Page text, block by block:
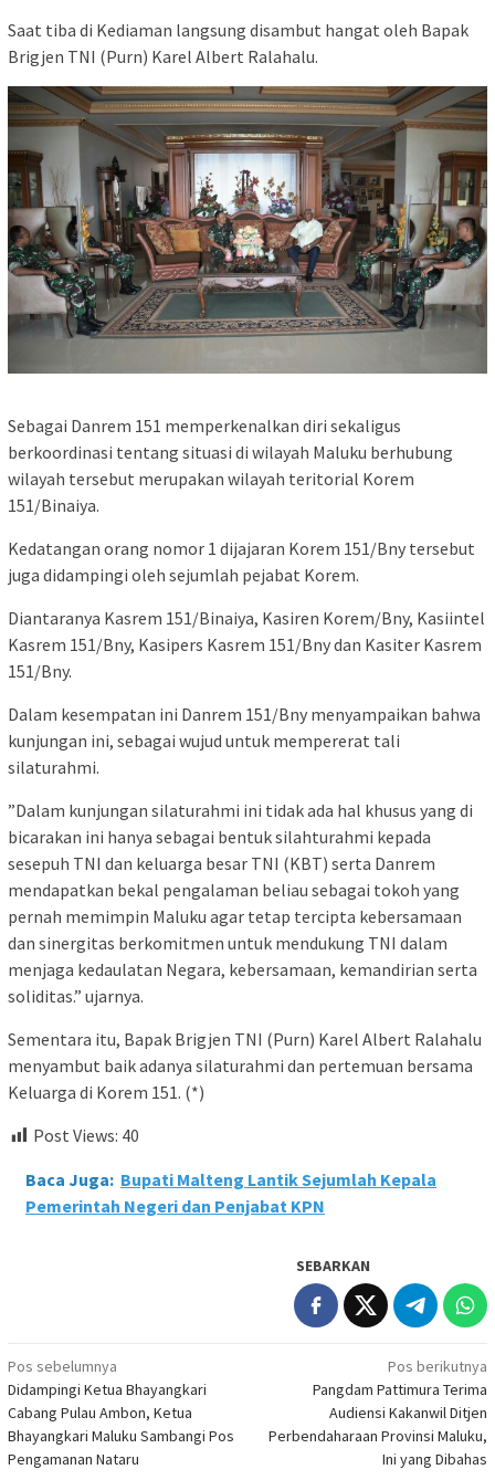
Saat tiba di Kediaman langsung disambut hangat oleh Bapak
Brigjen TNI (Purn) Karel Albert Ralahalu.
Sebagai Danrem 151 memperkenalkan diri sekaligus
berkoordinasi tentang situasi di wilayah Maluku berhubung
wilayah tersebut merupakan wilayah teritorial Korem
151/Binaiya.
Kedatangan orang nomor 1 dijajaran Korem 151/Bny tersebut
juga didampingi oleh sejumlah pejabat Korem.
Diantaranya Kasrem 151/Binaiya, Kasiren Korem/Bny, Kasiintel
Kasrem 151/Bny, Kasipers Kasrem 151/Bny dan Kasiter Kasrem
151/Bny.
Dalam kesempatan ini Danrem 151/Bny menyampaikan bahwa
kunjungan ini, sebagai wujud untuk mempererat tali
silaturahmi.
”Dalam kunjungan silaturahmi ini tidak ada hal khusus yang di
bicarakan ini hanya sebagai bentuk silahturahmi kepada
sesepuh TNI dan keluarga besar TNI (KBT) serta Danrem
mendapatkan bekal pengalaman beliau sebagai tokoh yang
pernah memimpin Maluku agar tetap tercipta kebersamaan
dan sinergitas berkomitmen untuk mendukung TNI dalam
menjaga kedaulatan Negara, kebersamaan, kemandirian serta
soliditas.” ujarnya.
Sementara itu, Bapak Brigjen TNI (Purn) Karel Albert Ralahalu
menyambut baik adanya silaturahmi dan pertemuan bersama
Keluarga di Korem 151. (*)
Post Views: 40
Baca Juga: Bupati Malteng Lantik Sejumlah Kepala
Pemerintah Negeri dan Penjabat KPN
SEBARKAN
Navigasi
pos
Pos sebelumnya
Didampingi Ketua Bhayangkari
Cabang Pulau Ambon, Ketua
Bhayangkari Maluku Sambangi Pos
Pengamanan Nataru
Pos berikutnya
Pangdam Pattimura Terima
Audiensi Kakanwil Ditjen
Perbendaharaan Provinsi Maluku,
Ini yang Dibahas